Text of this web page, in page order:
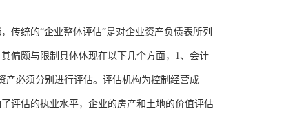
传统的“企业整体评估”是对企业资产负债表所列
偏颇与限制具体体现在以下几个方面，1、会计
产必须分别进行评估。评估机构为控制经营成
评估的执业水平，企业的房产和土地的价值评估